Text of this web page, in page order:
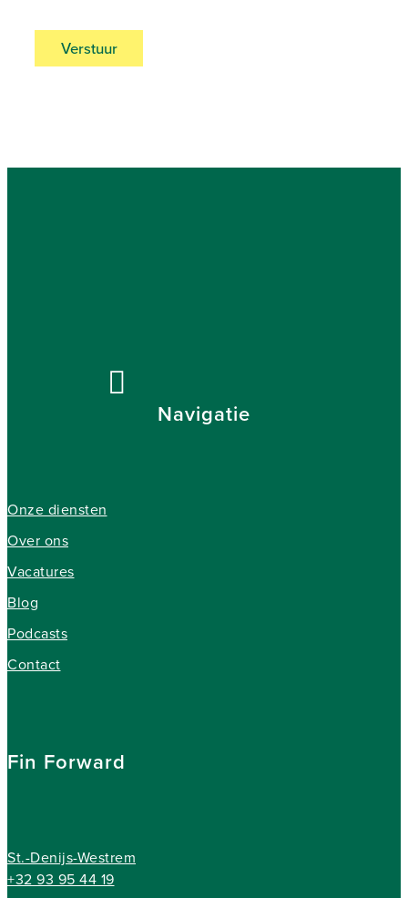
Navigatie
Onze diensten
Over ons
Vacatures
Blog
Podcasts
Contact
Fin Forward
St.-Denijs-Westrem
+32 93 95 44 19